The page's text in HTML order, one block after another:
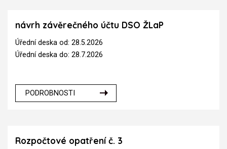
návrh závěrečného účtu DSO ŽLaP
Úřední deska od: 28.5.2026
Úřední deska do: 28.7.2026
PODROBNOSTI
Rozpočtové opatření č. 3